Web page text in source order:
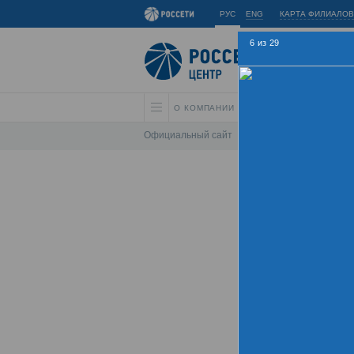
РУС ENG КАРТА ФИЛИАЛОВ
О КОМПАНИИ
Официальный сайт
6 из 29